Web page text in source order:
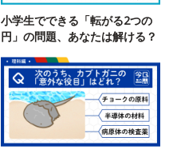
小学生でできる「転がる2つの
円」の問題、あなたは解ける？